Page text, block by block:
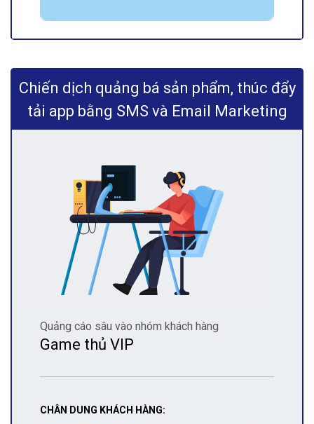
Chiến dịch quảng bá sản phẩm, thúc đẩy
tải app bằng SMS và Email Marketing
Quảng cáo sâu vào nhóm khách hàng
Game thủ VIP
CHÂN DUNG KHÁCH HÀNG: